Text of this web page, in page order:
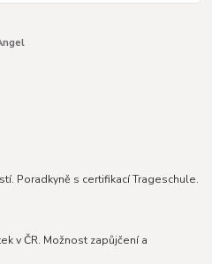
Poradkyně s certifikací Trageschule.
v ČR. Možnost zapůjčení a